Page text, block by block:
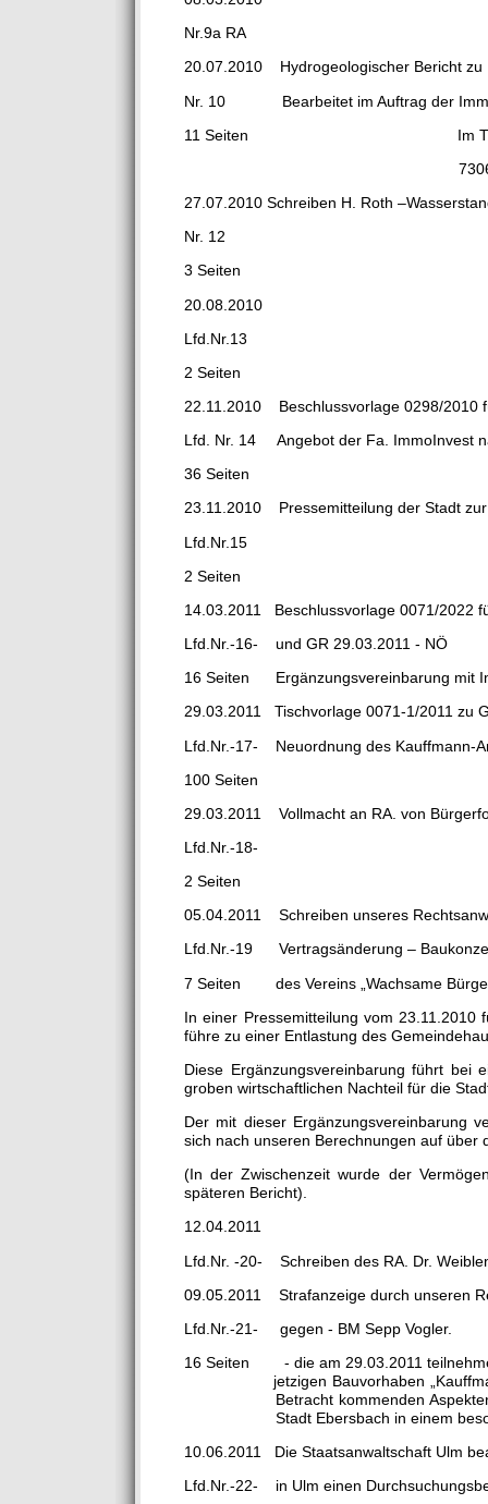
Nr.9a RA
20.07.2010 Hydrogeologischer Bericht zu
Nr. 10 Bearbeitet im Auftrag der
11 Seiten Im
73061
27.07.2010 Schreiben H. Roth
Nr. 12
3 Seiten
20.08.2010
Lfd.Nr.13
2 Seiten
22.11.2010 Beschlussvorlage 0298/2010
Lfd. Nr. 14 Angebot der Fa. ImmoInvest
36 Seiten
23.11.2010 Pressemitteilung der Stadt
Lfd.Nr.15
2 Seiten
14.03.2011 Beschlussvorlage 0071/2022
Lfd.Nr.-16- und GR 29.03.2011 - NÖ
16 Seiten Ergänzungsvereinbarung mit
29.03.2011 Tischvorlage 0071-1/2011 zu
Lfd.Nr.-17- Neuordnung des Kauffmann-
100 Seiten
29.03.2011 Vollmacht an RA. von
Lfd.Nr.-18-
2 Seiten
05.04.2011 Schreiben unseres
Lfd.Nr.-19 Vertragsänderung –
7 Seiten des Vereins „Wachsame
In einer Pressemitteilung vom 23.11.2010
führe zu einer Entlastung des
Diese Ergänzungsvereinbarung führt bei
groben wirtschaftlichen Nachteil für die
Der mit dieser Ergänzungsvereinbarung
sich nach unseren Berechnungen auf über
(In der Zwischenzeit wurde der
späteren Bericht).
12.04.2011
Lfd.Nr. -20- Schreiben des RA. Dr.
09.05.2011 Strafanzeige durch unseren
Lfd.Nr.-21- gegen - BM Sepp Vogler.
16 Seiten - die am 29.03.2011
jetzigen Bauvorhaben „Kauffmann-
Betracht kommenden Aspekten,
Stadt Ebersbach in einem
10.06.2011 Die Staatsanwaltschaft Ulm
Lfd.Nr.-22- in Ulm einen